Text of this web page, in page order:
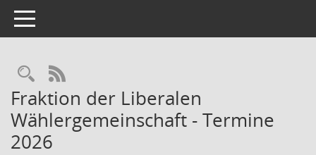
Toggle navigation
Rechercheauswahl
RSS-Feed
Fraktion der Liberalen
Wählergemeinschaft - Termine
2026